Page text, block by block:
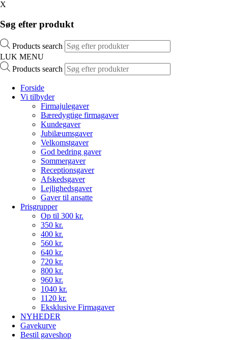
X
Søg efter produkt
Products search
LUK MENU
Products search
Forside
Vi tilbyder
Firmajulegaver
Bæredygtige firmagaver
Kundegaver
Jubilæumsgaver
Velkomstgaver
God bedring gaver
Sommergaver
Receptionsgaver
Afskedsgaver
Lejlighedsgaver
Gaver til ansatte
Prisgrupper
Op til 300 kr.
350 kr.
400 kr.
560 kr.
640 kr.
720 kr.
800 kr.
960 kr.
1040 kr.
1120 kr.
Eksklusive Firmagaver
NYHEDER
Gavekurve
Bestil gaveshop